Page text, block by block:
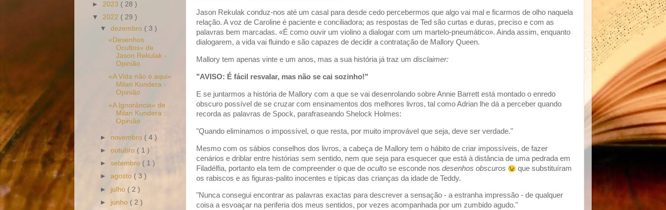
Jason Rekulak conduz-nos até um casal para desde cedo percebermos que algo vai mal e ficarmos de olho naquela
relação. A voz de Caroline é paciente e conciliadora; as respostas de Ted são curtas e duras, preciso e com as
palavras bem marcadas. «É como ouvir um violino a dialogar com um martelo-pneumático». Ainda assim, enquanto
dialogarem, a vida vai fluindo e são capazes de decidir a contratação de Mallory Queen.
Mallory tem apenas vinte e um anos, mas a sua história já traz um disclaimer:
"AVISO: É fácil resvalar, mas não se cai sozinho!"
E se juntarmos a história de Mallory com a que se vai desenrolando sobre Annie Barrett está montado o enredo
obscuro possível de se cruzar com ensinamentos dos melhores livros, tal como Adrian lhe dá a perceber quando
recorda as palavras de Spock, parafraseando Shelock Holmes:
"Quando eliminamos o impossível, o que resta, por muito improvável que seja, deve ser verdade."
Mesmo com os sábios conselhos dos livros, a cabeça de Mallory tem o hábito de criar impossíveis, de fazer
cenários e driblar entre histórias sem sentido, nem que seja para esquecer que está à distância de uma pedrada em
Filadélfia, portanto ela tem de compreender o que de oculto se esconde nos desenhos obscuros
que substituíram
os rabiscos e as figuras-palito inocentes e típicas das crianças da idade de Teddy.
"Nunca consegui encontrar as palavras exactas para descrever a sensação - a estranha impressão - de qualquer
coisa a esvoaçar na periferia dos meus sentidos, por vezes acompanhada por um zumbido agudo."
► 2023 ( 28 )
▼ 2022 ( 29 )
▼dezembro ( 3 )
«Desenhos
Ocultos» de
Jason Rekulak -
Opinião
«A Vida não é aqui»
Milan Kundera -
Opinião
«A Ignorância» de
Milan Kundera ::
Opinião
► novembro ( 4 )
►outubro ( 1 )
►setembro ( 1 )
►agosto ( 3 )
► julho ( 2 )
► junho ( 2 )